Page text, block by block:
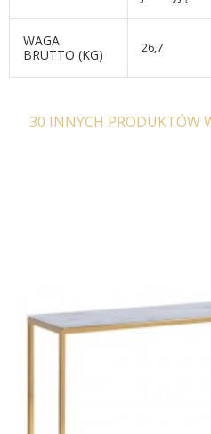
WAGA
BRUTTO (KG)
26,7
30 INNYCH PRODUKTÓW